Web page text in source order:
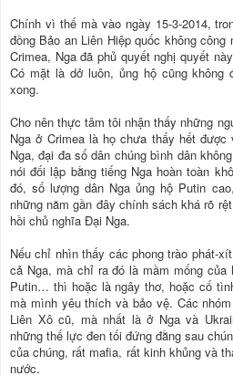
Chính vì thế mà vào ngày 15-3-2014,
đồng Bảo an Liên Hiệp quốc không
Crimea, Nga đã phủ quyết nghị quyết
Có mặt là dở luôn, ủng hộ cũng không
xong.
Cho nên thực tâm tôi nhận thấy những
Nga ở Crimea là họ chưa thấy hết
Nga, đại đa số dân chúng bình dân
nói đối lập bằng tiếng Nga hoàn toàn
đó, số lượng dân Nga ủng hộ Putin
những năm gần đây chính sách khá rõ
hồi chủ nghĩa Đại Nga.
Nếu chỉ nhìn thấy các phong trào phát-
cả Nga, mà chỉ ra đó là mầm mống
Putin… thì hoặc là ngây thơ, hoặc cố
mà mình yêu thích và bảo vệ. Các
Liên Xô cũ, mà nhất là ở Nga và
những thế lực đen tối đứng đằng sau
của chúng, rất mafia, rất kinh khủng và
nước.